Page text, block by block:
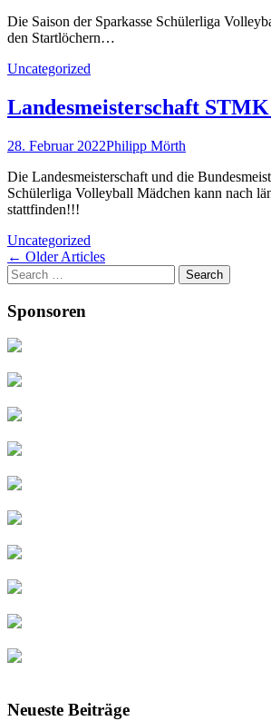
Die Saison der Sparkasse Schülerliga
den Startlöchern…
Uncategorized
Landesmeisterschaft STMK
28. Februar 2022Philipp Mörth
Die Landesmeisterschaft und die
Schülerliga Volleyball Mädchen kann nach
stattfinden!!!
Uncategorized
Post
navigation
← Older Articles
Search
for:
Sponsoren
Neueste Beiträge